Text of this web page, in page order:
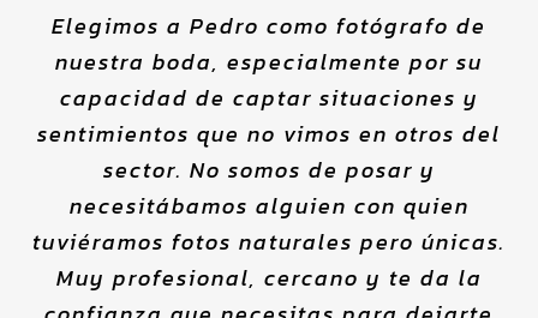
Elegimos a Pedro como fotógrafo de
nuestra boda, especialmente por su
capacidad de captar situaciones y
sentimientos que no vimos en otros del
sector. No somos de posar y
necesitábamos alguien con quien
tuviéramos fotos naturales pero únicas.
Muy profesional, cercano y te da la